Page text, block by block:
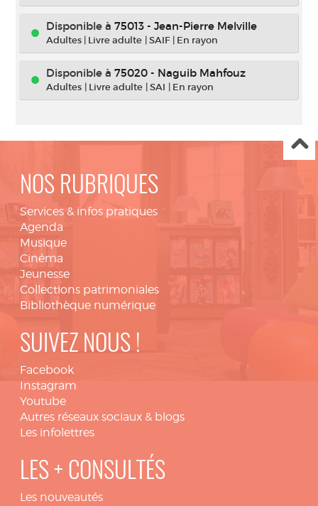
Disponible à 75013 - Jean-Pierre Melville
Adultes | Livre adulte |SAIF | En rayon
Disponible à 75020 - Naguib Mahfouz
Adultes | Livre adulte |SAI | En rayon
NOS RUBRIQUES
Services & infos pratiques
Agenda
Musique
Cinéma
Jeunesse
Collections patrimoniales
Bibliothèque numérique
SUIVEZ NOUS !
Facebook
Instagram
Youtube
Autres réseaux sociaux & blogs
Les infolettres
LES + CONSULTÉS
Les nouveautés